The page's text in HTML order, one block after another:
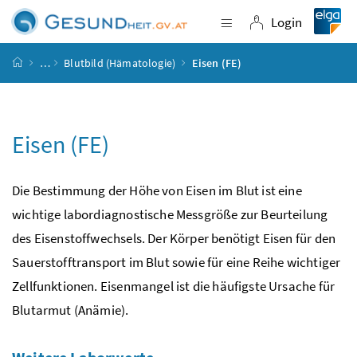
Zum Inhalt
Zum Hauptmenü
Zum Untermenü
Zur Suche
Navigation
Login
Login
Startseite
… Blutbild (Hämatologie) Eisen (FE)
Eisen (FE)
Die Bestimmung der Höhe von Eisen im Blut ist eine
wichtige labordiagnostische Messgröße zur Beurteilung
des Eisenstoffwechsels. Der Körper benötigt Eisen für den
Sauerstofftransport im Blut sowie für eine Reihe wichtiger
Zellfunktionen. Eisenmangel ist die häufigste Ursache für
Blutarmut (Anämie).